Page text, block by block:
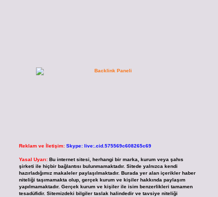
Reklam ve İletişim: Skype: live:.cid.575569c608265c69
Yasal Uyarı: Bu internet sitesi, herhangi bir marka, kurum veya şahıs
şirketi ile hiçbir bağlantısı bulunmamaktadır. Sitede yalnızca kendi
hazırladığımız makaleler paylaşılmaktadır. Burada yer alan içerikler haber
niteliği taşımamakta olup, gerçek kurum ve kişiler hakkında paylaşım
yapılmamaktadır. Gerçek kurum ve kişiler ile isim benzerlikleri tamamen
tesadüfidir. Sitemizdeki bilgiler taslak halindedir ve tavsiye niteliği